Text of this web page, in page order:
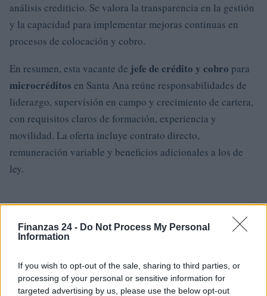
Finanzas 24 - Do Not Process My Personal
Information
If you wish to opt-out of the sale, sharing to third parties, or
processing of your personal or sensitive information for
targeted advertising by us, please use the below opt-out
análisis crediticio. Se valora la transparencia en la gestión
y la capacidad para implementar mejoras continuas en
procesos de colocación y cobro.
En resumen, esta vacante de jefe de crédito y cobro para
microcréditos en Santa Ana reúne responsabilidades de
liderazgo, supervisión en campo y crecimiento de cartera,
con requisitos claros de formación, experiencia y
movilidad. La oferta incluye contrato directo,
remuneración variable y beneficios adicionales a los de
ley.
Staff